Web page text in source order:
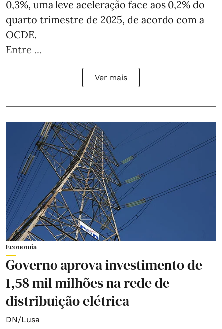
0,3%, uma leve aceleração face aos 0,2% do
quarto trimestre de 2025, de acordo com a
OCDE.
Entre ...
Ver mais
Economia
Governo aprova investimento de
1,58 mil milhões na rede de
distribuição elétrica
DN/Lusa